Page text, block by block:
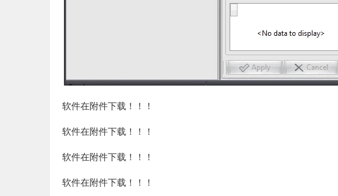
软件在附件下载！！！
软件在附件下载！！！
软件在附件下载！！！
软件在附件下载！！！